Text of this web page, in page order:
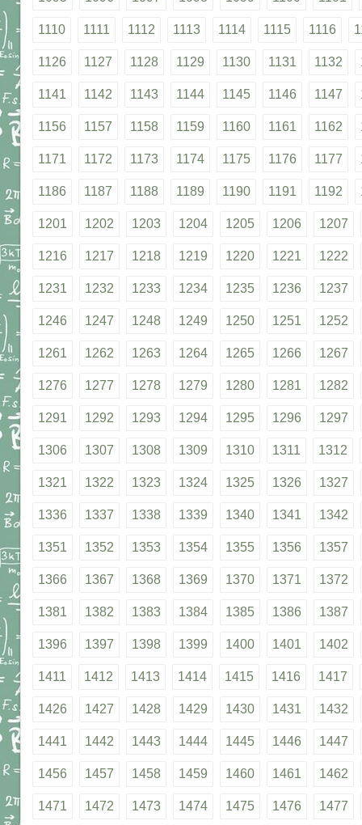
1110 1111 1112 1113 1114 1115 1116
1126 1127 1128 1129 1130 1131 1132
1141 1142 1143 1144 1145 1146 1147
1156 1157 1158 1159 1160 1161 1162
1171 1172 1173 1174 1175 1176 1177
1186 1187 1188 1189 1190 1191 1192
1201 1202 1203 1204 1205 1206 1207
1216 1217 1218 1219 1220 1221 1222
1231 1232 1233 1234 1235 1236 1237
1246 1247 1248 1249 1250 1251 1252
1261 1262 1263 1264 1265 1266 1267
1276 1277 1278 1279 1280 1281 1282
1291 1292 1293 1294 1295 1296 1297
1306 1307 1308 1309 1310 1311 1312
1321 1322 1323 1324 1325 1326 1327
1336 1337 1338 1339 1340 1341 1342
1351 1352 1353 1354 1355 1356 1357
1366 1367 1368 1369 1370 1371 1372
1381 1382 1383 1384 1385 1386 1387
1396 1397 1398 1399 1400 1401 1402
1411 1412 1413 1414 1415 1416 1417
1426 1427 1428 1429 1430 1431 1432
1441 1442 1443 1444 1445 1446 1447
1456 1457 1458 1459 1460 1461 1462
1471 1472 1473 1474 1475 1476 1477